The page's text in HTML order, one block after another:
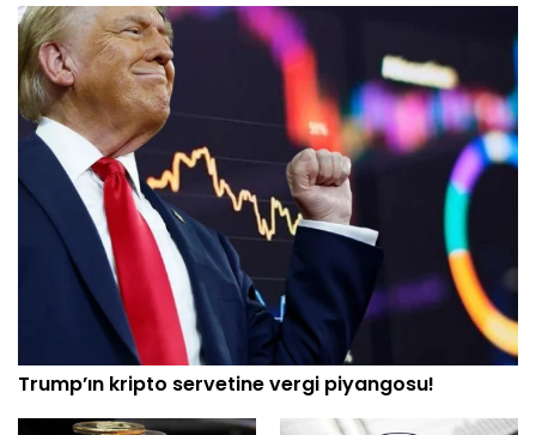
Trump’ın kripto servetine vergi piyangosu!